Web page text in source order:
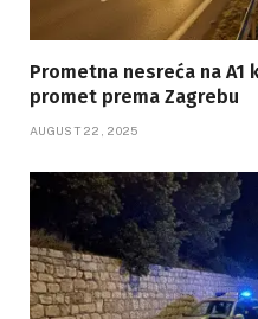
Prometna nesreća na A1
promet prema Zagrebu
AUGUST 22, 2025